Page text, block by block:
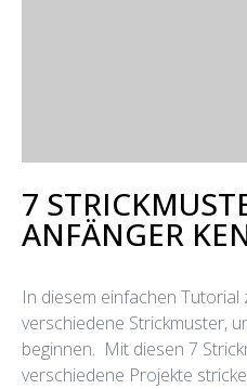
7
ANFÄNGER
In diesem einfachen Tutorial
verschiedene Strickmuster,
beginnen. Mit diesen 7
verschiedene Projekte